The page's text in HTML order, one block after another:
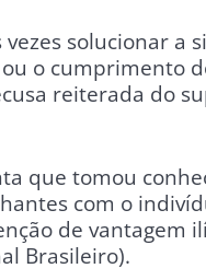
solucionar a
o cumprimento
reiterada do
que tomou
com o
de vantagem
Brasileiro).